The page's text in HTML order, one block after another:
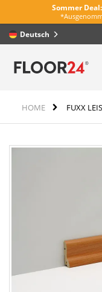
Sommer Deal:
HOME FUXX
Zum
Deutsch